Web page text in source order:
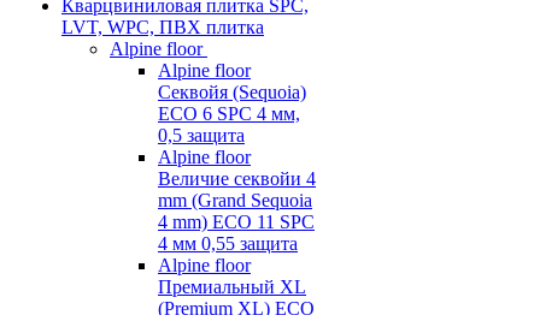
Кварцвиниловая плитка SPC,
LVT, WPC, ПВХ плитка
Alpine floor
Alpine floor
Секвойя (Sequoia)
ECO 6 SPC 4 мм,
0,5 защита
Alpine floor
Величие секвойи 4
mm (Grand Sequoia
4 mm) ECO 11 SPC
4 мм 0,55 защита
Alpine floor
Премиальный XL
(Premium XL) ECO